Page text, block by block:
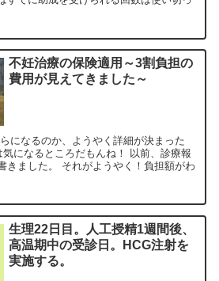
不妊治療の保険適用～3割負担の
費用が見えてきました～
になるのか、ようやく詳細が決まった
になるところだもんね！ 以前、診療報
きました。 それがようやく！負担額がわ
生理22日目。人工授精1週間後、
高温期中の受診日。HCG注射を
実施する。